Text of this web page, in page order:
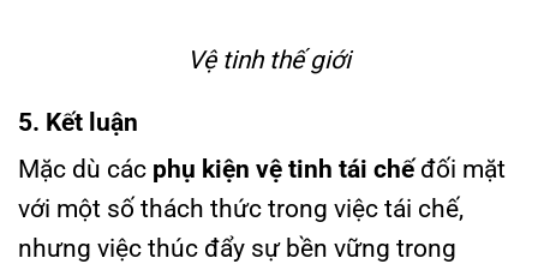
Vệ tinh thế giới
5. Kết luận
Mặc dù các phụ kiện vệ tinh tái chếđối mặt
với một số thách thức trong việc tái chế,
nhưng việc thúc đẩy sự bền vững trong